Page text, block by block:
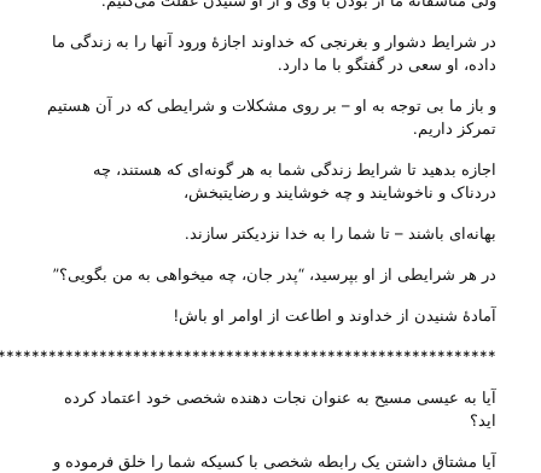
در شرایط دشوار و بغرنجی که خداوند اجازهٔ ورود آنها را به زندگی ما
داده، او سعی در گفتگو با ما دارد.
و باز ما بی‌ توجه به او – بر روی مشکلات و شرایطی که در آن هستیم
تمرکز داریم.
اجازه بدهید تا شرایط زندگی شما به هر گونه‌ای که هستند، چه
دردناک و ناخوشایند و چه خوشایند و رضایتبخش،
بهانه‌ای باشند – تا شما را به خدا نزدیکتر سازند.
در هر شرایطی از او بپرسید، “پدر جان، چه میخواهی به من بگویی؟”
آمادهٔ شنیدن از خداوند و اطاعت از اوامر او باش!
آیا به عیسی مسیح به عنوان نجات دهنده شخصی خود اعتماد کرده
اید؟
آیا مشتاق داشتن یک رابطه شخصی با کسیکه شما را خلق فرموده و